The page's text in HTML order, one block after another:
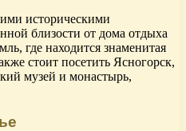
историческими
близости от дома отдыха
где находится знаменитая
стоит посетить Ясногорск,
музей и монастырь,